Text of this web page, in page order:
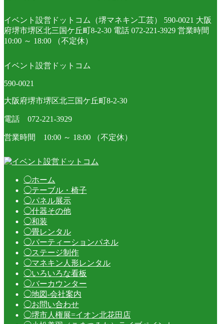
イベント設営ドットコム（堺マネキン工芸） 590-0021 大阪
府堺市堺区北三国ケ丘町8-2-30 電話 072-221-3929 営業時間
10:00 ～ 18:00 （不定休）
イベント設営ドットコム
590-0021
大阪府堺市堺区北三国ケ丘町8-2-30
電話 072-221-3929
営業時間 10:00 ～ 18:00 （不定休）
◯ホーム
◯テーブル・椅子
◯パネル展示
◯什器その他
◯和装
◯畳レンタル
◯パーティーションパネル
◯ステージ制作
◯マネキン人形レンタル
◯いろいろな看板
◯バーカウンター
◯地図-会社案内
◯お問い合わせ
◯堺市人権展=イオン北花田店